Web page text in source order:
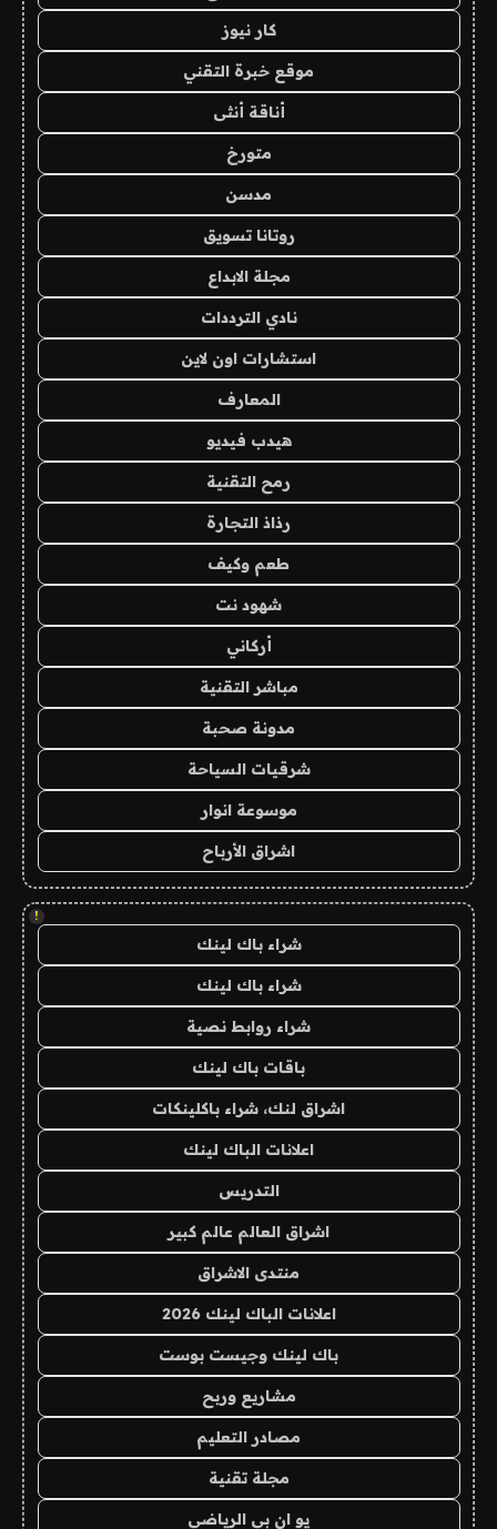
كار نيوز
موقع خبرة التقني
أناقة أنثى
متورخ
مدسن
روتانا تسويق
مجلة الابداع
نادي الترددات
استشارات اون لاين
المعارف
هيدب فيديو
رمح التقنية
رذاذ التجارة
طعم وكيف
شهود نت
أركاني
مباشر التقنية
مدونة صحبة
شرقيات السياحة
موسوعة انوار
اشراق الأرباح
!
شراء باك لينك
شراء باك لينك
شراء روابط نصية
باقات باك لينك
اشراق لنك، شراء باكلينكات
اعلانات الباك لينك
التدريس
اشراق العالم عالم كبير
منتدى الاشراق
اعلانات الباك لينك 2026
باك لينك وجيست بوست
مشاريع وربح
مصادر التعليم
مجلة تقنية
يو ان بي الرياضي